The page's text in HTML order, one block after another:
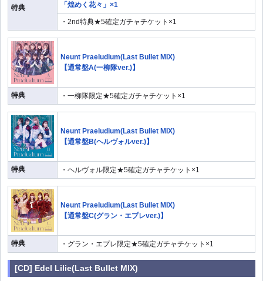
特典
「煌めく花々」×1
・2nd特典★5確定ガチャチケット×1
Neunt Praeludium(Last Bullet MIX)
【通常盤A(一柳隊ver.)】
特典 ・一柳隊限定★5確定ガチャチケット×1
Neunt Praeludium(Last Bullet MIX)
【通常盤B(ヘルヴォルver.)】
特典 ・ヘルヴォル限定★5確定ガチャチケット×1
Neunt Praeludium(Last Bullet MIX)
【通常盤C(グラン・エプレver.)】
特典 ・グラン・エプレ限定★5確定ガチャチケット×1
[CD] Edel Lilie(Last Bullet MIX)